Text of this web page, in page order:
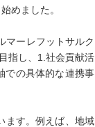
めました。
マーレフットサルク
指し、1.社会貢献活
での具体的な連携事
ます。例えば、地域